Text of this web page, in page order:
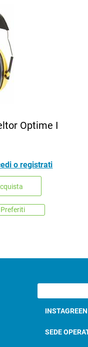
Optime I
o registrati
Preferiti
SEDE